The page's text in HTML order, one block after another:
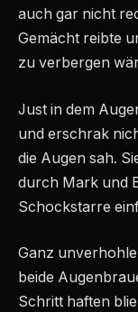
auch gar nicht
Gemächt reibte
zu verbergen
Just in dem
und erschrak
die Augen sah.
durch Mark und
Schockstarre
Ganz
beide
Schritt haften